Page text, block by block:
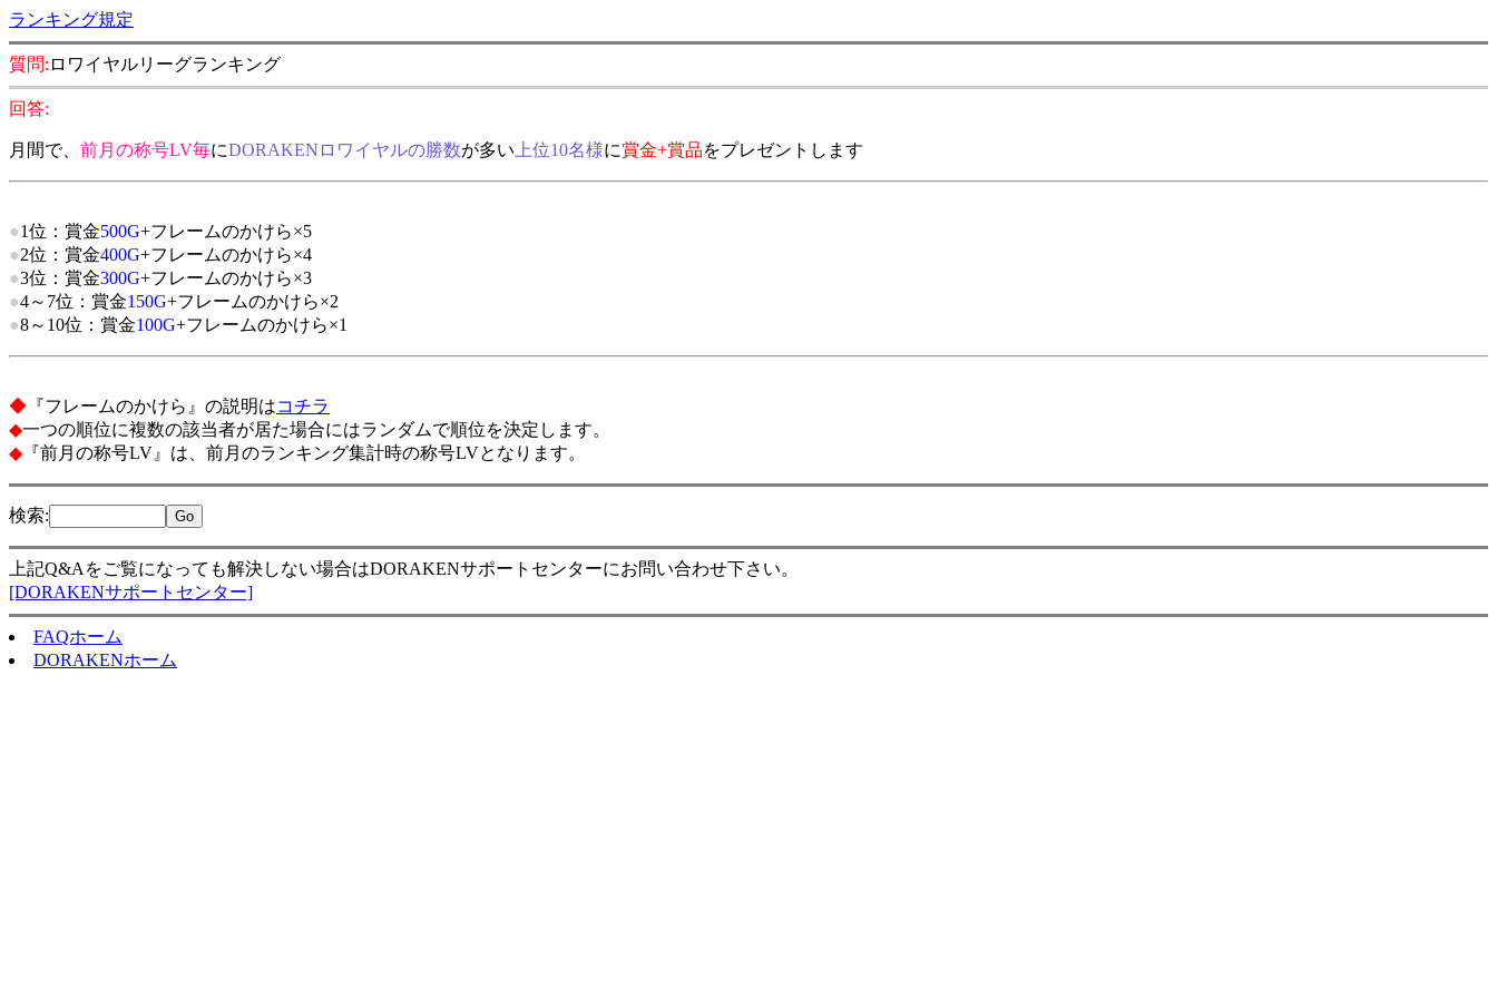
ランキング規定
質問: ロワイヤルリーグランキング
回答:
月間で、 前月の称号LV毎にDORAKENロワイヤルの勝数が多い 上位10名様に賞金+賞品をプレゼントします
●1位：賞金500G+フレームのかけら×5
●2位：賞金400G+フレームのかけら×4
●3位：賞金300G+フレームのかけら×3
●4～7位：賞金150G+フレームのかけら×2
●8～10位：賞金100G+フレームのかけら×1
◆ 『フレームのかけら』の説明はコチラ
◆一つの順位に複数の該当者が居た場合にはランダムで順位を決定します。
◆ 『前月の称号LV』は、前月のランキング集計時の称号LVとなります。
検索:
上記Q&Aをご覧になっても解決しない場合はDORAKENサポートセンターにお問い合わせ下さい。
[DORAKENサポートセンター]
FAQホーム
DORAKENホーム